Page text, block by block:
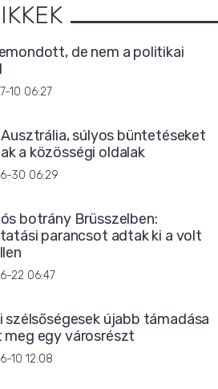
de nem a politikai
10 06:27
súlyos büntetéseket
a közösségi oldalak
30 06:29
botrány Brüsszelben:
parancsot adtak ki a volt
22 06:47
szélsőségesek újabb támadása
egy városrészt
10 12:08